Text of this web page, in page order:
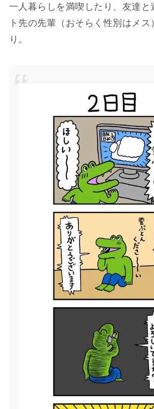
一人暮らしを満喫したり、友達と
ト先の先輩（おそらく性別はメス
り。